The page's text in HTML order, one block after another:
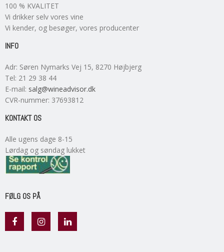
100 % KVALITET
Vi drikker selv vores vine
Vi kender, og besøger, vores producenter
INFO
Adr: Søren Nymarks Vej 15, 8270 Højbjerg
Tel: 21 29 38 44
E-mail: salg@wineadvisor.dk
CVR-nummer: 37693812
KONTAKT OS
Alle ugens dage 8-15
Lørdag og søndag lukket
FØLG OS PÅ